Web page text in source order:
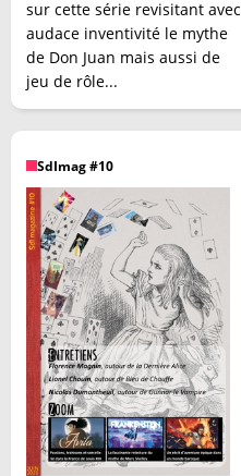
sur cette série revisitant avec
audace inventivité le mythe
de Don Juan mais aussi de
jeu de rôle...
SdImag #10